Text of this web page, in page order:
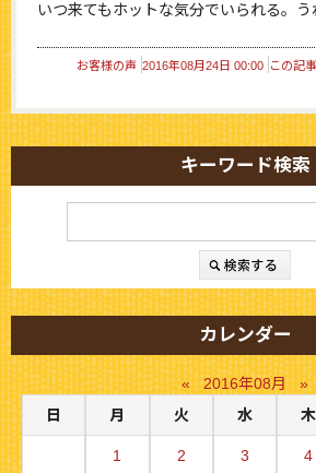
いつ来てもホットな気分でいられる。う
お客様の声 2016年08月24日 00:00 この記
キーワード検索
カレンダー
« 2016年08月
»
日
月 火 水 木
1 2 3 4